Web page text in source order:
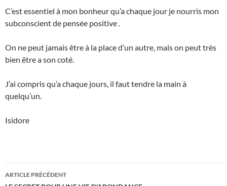
C’est essentiel à mon bonheur qu’a chaque jour je nourris mon
subconscient de pensée positive .
On ne peut jamais être à la place d’un autre, mais on peut très
bien être a son coté.
J’ai compris qu’a chaque jours, il faut tendre la main à
quelqu’un.
Isidore
Navigation
ARTICLE PRÉCÉDENT